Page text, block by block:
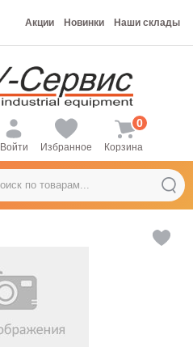
Акции Новинки Наши склады
Войти Избранное Корзина
0